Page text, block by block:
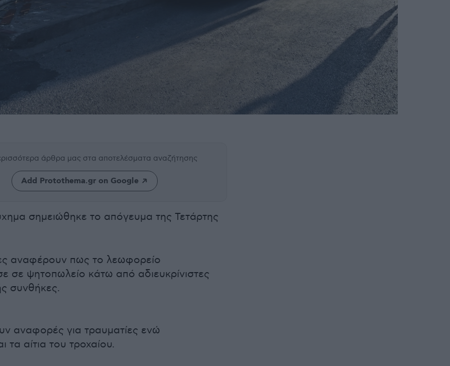
άρθρα μας στα αποτελέσματα αναζήτησης
Add Protothema.gr on Google
σημειώθηκε το απόγευμα της Τετάρτης
αναφέρουν πως το λεωφορείο
σε ψητοπωλείο κάτω από αδιευκρίνιστες
συνθήκες.
αναφορές για τραυματίες ενώ
τα αίτια του τροχαίου.